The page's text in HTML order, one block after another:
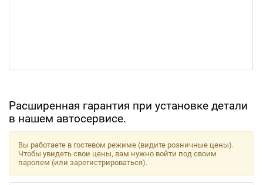
Расширенная гарантия при установке детали
в нашем автосервисе.
Вы работаете в гостевом режиме (видите розничные цены).
Чтобы увидеть свои цены, вам нужно войти под своим
паролем (или зарегистрироваться).